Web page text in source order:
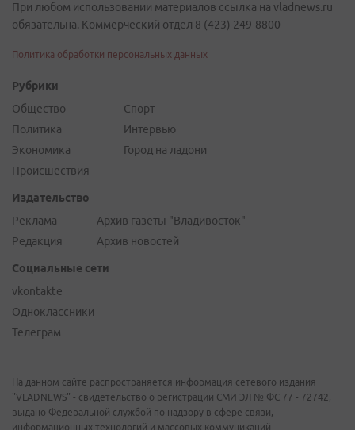
При любом использовании материалов ссылка на vladnews.ru
обязательна. Коммерческий отдел 8 (423) 249-8800
Политика обработки персональных данных
Рубрики
Общество
Политика
Экономика
Происшествия
Спорт
Интервью
Город на ладони
Издательство
Реклама
Редакция
Архив газеты "Владивосток"
Архив новостей
Социальные сети
vkontakte
Одноклассники
Телеграм
На данном сайте распространяется информация сетевого издания
"VLADNEWS" - свидетельство о регистрации СМИ ЭЛ № ФС 77 - 72742,
выдано Федеральной службой по надзору в сфере связи,
информационных технологий и массовых коммуникаций